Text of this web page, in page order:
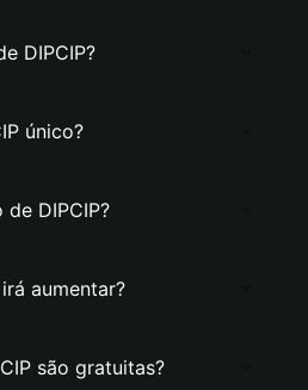
DIPCIP?
único?
DIPCIP?
aumentar?
são gratuitas?